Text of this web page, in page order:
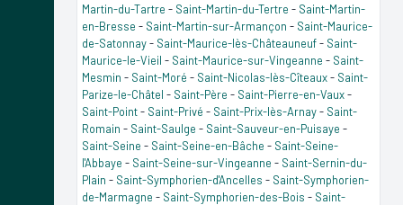
Martin-du-Tartre - Saint-Martin-du-Tertre - Saint-Martin-
en-Bresse - Saint-Martin-sur-Armançon - Saint-Maurice-
de-Satonnay- Saint-Maurice-lès-Châteauneuf- Saint-
Maurice-le-Vieil - Saint-Maurice-sur-Vingeanne - Saint-
Mesmin - Saint-Moré - Saint-Nicolas-lès-Cîteaux- Saint-
Parize-le-Châtel - Saint-Père - Saint-Pierre-en-Vaux-
Saint-Point- Saint-Privé - Saint-Prix-lès-Arnay- Saint-
Romain - Saint-Saulge - Saint-Sauveur-en-Puisaye -
Saint-Seine - Saint-Seine-en-Bâche - Saint-Seine-
l'Abbaye - Saint-Seine-sur-Vingeanne - Saint-Sernin-du-
Plain - Saint-Symphorien-d'Ancelles - Saint-Symphorien-
de-Marmagne - Saint-Symphorien-des-Bois - Saint-